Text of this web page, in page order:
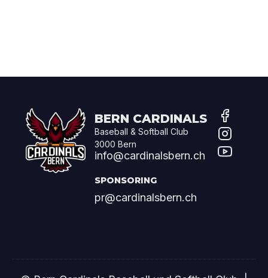
Bern Cardinals
Baseball & Softball Club
3000 Bern
info@cardinalsbern.ch
Sponsoring
pr@cardinalsbern.ch